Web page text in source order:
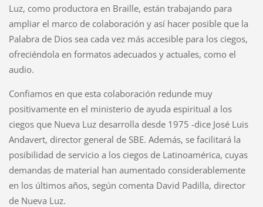
Luz, como productora en Braille, están trabajando para
ampliar el marco de colaboración y así hacer posible que la
Palabra de Dios sea cada vez más accesible para los ciegos,
ofreciéndola en formatos adecuados y actuales, como el
audio.
Confiamos en que esta colaboración redunde muy
positivamente en el ministerio de ayuda espiritual a los
ciegos que Nueva Luz desarrolla desde 1975 -dice José Luis
Andavert, director general de SBE. Además, se facilitará la
posibilidad de servicio a los ciegos de Latinoamérica, cuyas
demandas de material han aumentado considerablemente
en los últimos años, según comenta David Padilla, director
de Nueva Luz.